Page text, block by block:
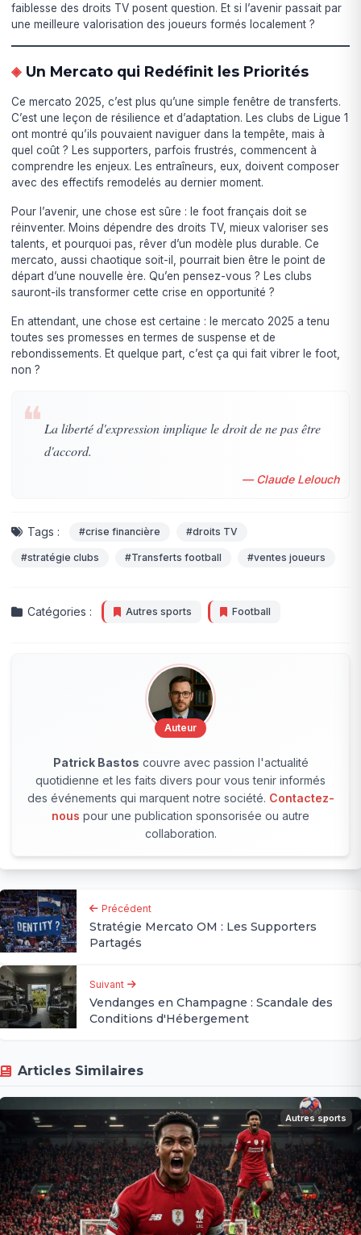
faiblesse des droits TV posent question. Et si l’avenir passait par
une meilleure valorisation des joueurs formés localement ?
Un Mercato qui Redéfinit les Priorités
Ce mercato 2025, c’est plus qu’une simple fenêtre de transferts.
C’est une leçon de résilience et d’adaptation. Les clubs de Ligue 1
ont montré qu’ils pouvaient naviguer dans la tempête, mais à
quel coût ? Les supporters, parfois frustrés, commencent à
comprendre les enjeux. Les entraîneurs, eux, doivent composer
avec des effectifs remodelés au dernier moment.
Pour l’avenir, une chose est sûre : le foot français doit se
réinventer. Moins dépendre des droits TV, mieux valoriser ses
talents, et pourquoi pas, rêver d’un modèle plus durable. Ce
mercato, aussi chaotique soit-il, pourrait bien être le point de
départ d’une nouvelle ère. Qu’en pensez-vous ? Les clubs
sauront-ils transformer cette crise en opportunité ?
En attendant, une chose est certaine : le mercato 2025 a tenu
toutes ses promesses en termes de suspense et de
rebondissements. Et quelque part, c’est ça qui fait vibrer le foot,
non ?
❝ La liberté d'expression implique le droit de ne pas être
d'accord.
— Claude Lelouch
Tags : #crise financière #droits TV
#stratégie clubs #Transferts football #ventes joueurs
Catégories : Autres sports Football
Auteur
Patrick Bastos couvre avec passion l'actualité
quotidienne et les faits divers pour vous tenir informés
des événements qui marquent notre société. Contactez-
nous pour une publication sponsorisée ou autre
collaboration.
Précédent
Stratégie Mercato OM : Les Supporters
Partagés
Suivant
Vendanges en Champagne : Scandale des
Conditions d'Hébergement
Articles Similaires
Autres sports